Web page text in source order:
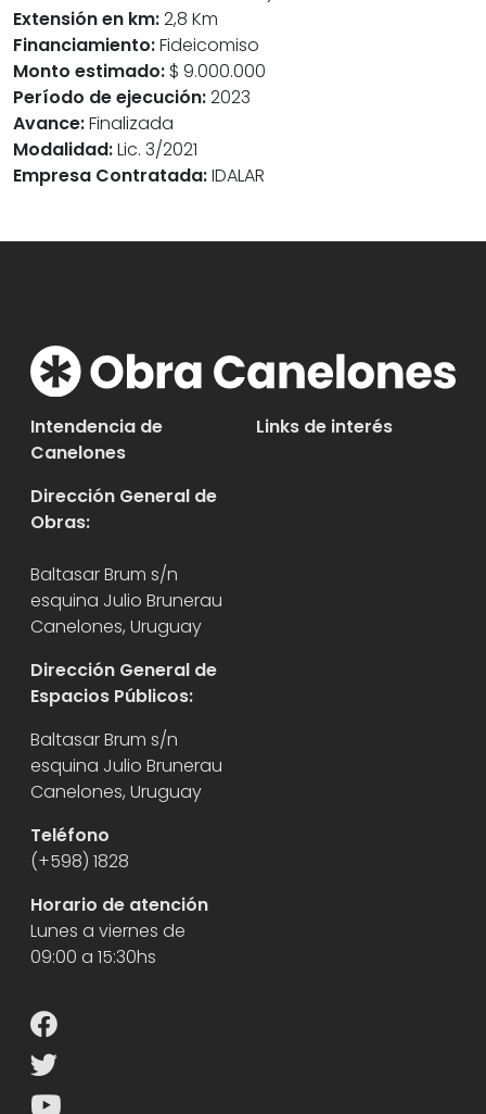
Extensión en km:2,8 Km
Financiamiento:Fideicomiso
Monto estimado: $ 9.000.000
Período de ejecución:2023
Avance:Finalizada
Modalidad:Lic. 3/2021
Empresa Contratada:IDALAR
Intendencia de
Canelones
Dirección General de
Obras:
Baltasar Brum s/n
esquina Julio Brunerau
Canelones, Uruguay
Dirección General de
Espacios Públicos:
Baltasar Brum s/n
esquina Julio Brunerau
Canelones, Uruguay
Teléfono
(+598) 1828
Horario de atención
Lunes a viernes de
09:00 a 15:30hs
Links de interés